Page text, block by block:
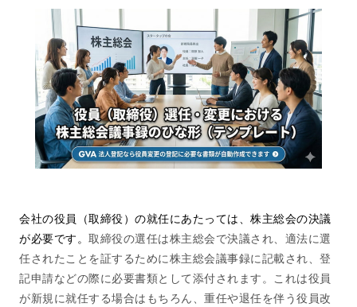
会社の役員（取締役）の就任にあたっては、株主総会の決議
が必要です。 取締役の選任は株主総会で決議され、適法に選
任されたことを証するために株主総会議事録に記載され、登
記申請などの際に必要書類として添付されます。これは役員
が新規に就任する場合はもちろん、重任や退任を伴う役員改